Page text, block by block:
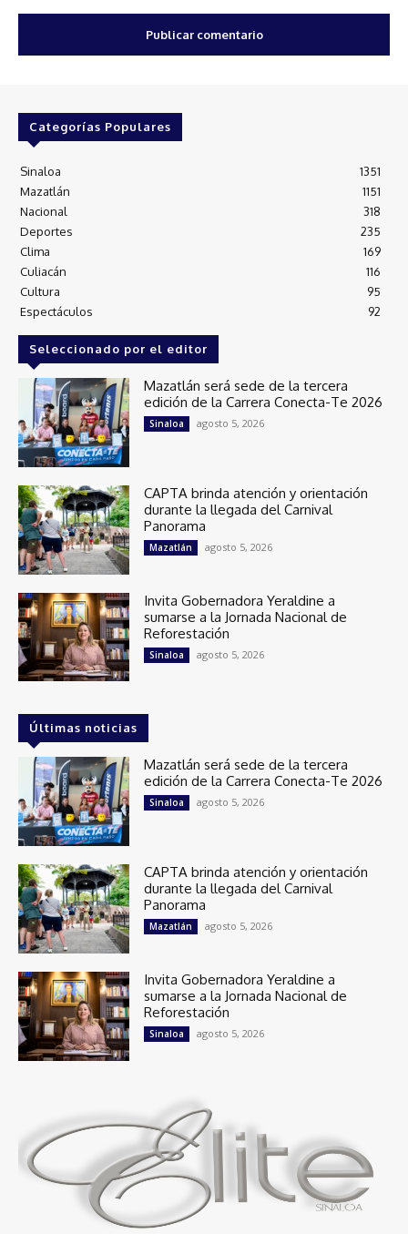
Categorías Populares
Sinaloa
1351
Mazatlán
1151
Nacional
318
Deportes
235
Clima
169
Culiacán
116
Cultura
95
Espectáculos
92
Seleccionado por el editor
Mazatlán será sede de la tercera
edición de la Carrera Conecta-Te 2026
Sinaloa agosto 5, 2026
CAPTA brinda atención y orientación
durante la llegada del Carnival
Panorama
Mazatlán agosto 5, 2026
Invita Gobernadora Yeraldine a
sumarse a la Jornada Nacional de
Reforestación
Sinaloa agosto 5, 2026
Últimas noticias
Mazatlán será sede de la tercera
edición de la Carrera Conecta-Te 2026
Sinaloa agosto 5, 2026
CAPTA brinda atención y orientación
durante la llegada del Carnival
Panorama
Mazatlán agosto 5, 2026
Invita Gobernadora Yeraldine a
sumarse a la Jornada Nacional de
Reforestación
Sinaloa agosto 5, 2026